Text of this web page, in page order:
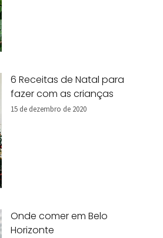
6 Receitas de Natal para
fazer com as crianças
15 de dezembro de 2020
Onde comer em Belo
Horizonte